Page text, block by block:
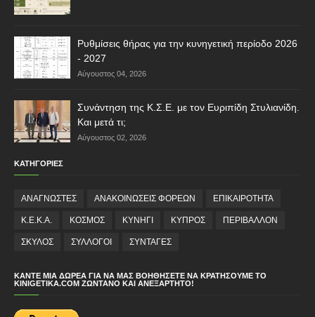
Ρυθμίσεις θήρας για την κυνηγετική περίοδο 2026
- 2027
Αύγουστος 04, 2026
Συνάντηση της Κ.Σ.Ε. με τον Ευριπίδη Στυλιανίδη.
Και μετά τι;
Αύγουστος 02, 2026
ΚΑΤΗΓΟΡΙΕΣ
ΑΝΑΓΝΩΣΤΕΣ ΑΝΑΚΟΙΝΩΣΕΙΣ ΦΟΡΕΩΝ ΕΠΙΚΑΙΡΟΤΗΤΑ
Κ.Ε.Κ.Α. ΚΟΣΜΟΣ ΚΥΝΗΓΙ ΚΥΠΡΟΣ ΠΕΡΙΒΑΛΛΟΝ
ΣΚΥΛΟΣ ΣΥΛΛΟΓΟΙ ΣΥΝΤΑΓΕΣ
ΚΆΝΤΕ ΜΙΑ ΔΩΡΕΆ ΓΙΑ ΝΑ ΜΑΣ ΒΟΗΘΉΣΕΤΕ ΝΑ ΚΡΑΤΉΣΟΥΜΕ ΤΟ
KINIGETIKA.COM ΖΩΝΤΑΝΌ ΚΑΙ ΑΝΕΞΆΡΤΗΤΟ!